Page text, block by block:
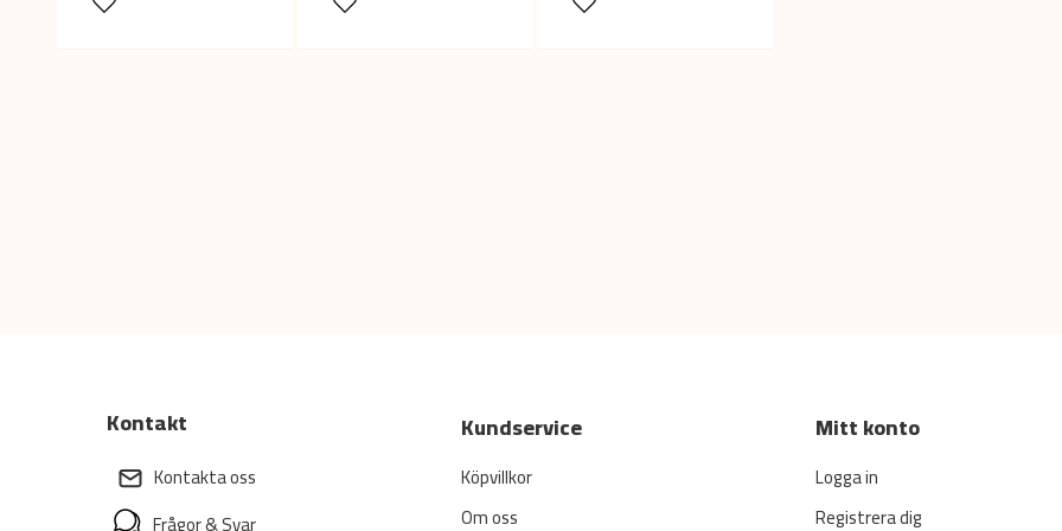
Kontakt
Kontakta oss
Kundservice
Köpvillkor
Om oss
Mitt konto
Logga in
Registrera dig